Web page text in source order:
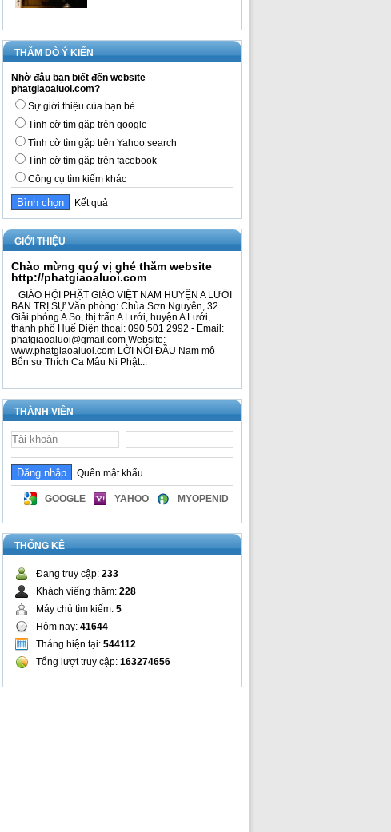
THĂM DÒ Ý KIẾN
Nhờ đâu bạn biết đến website
phatgiaoaluoi.com?
Sự giới thiệu của bạn bè
Tình cờ tìm gặp trên google
Tình cờ tìm gặp trên Yahoo search
Tình cờ tìm gặp trên facebook
Công cụ tìm kiếm khác
Kết quả
GIỚI THIỆU
Chào mừng quý vị ghé thăm website
http://phatgiaoaluoi.com
GIÁO HỘI PHẬT GIÁO VIỆT NAM HUYỆN A LƯỚI
BAN TRỊ SỰ Văn phòng: Chùa Sơn Nguyên, 32
Giải phóng A So, thị trấn A Lưới, huyện A Lưới,
thành phố Huế Điện thoại: 090 501 2992 - Email:
phatgiaoaluoi@gmail.com Website:
www.phatgiaoaluoi.com LỜI NÓI ĐẦU Nam mô
Bổn sư Thích Ca Mâu Ni Phật...
THÀNH VIÊN
Quên mật khẩu
GOOGLE YAHOO MYOPENID
THỐNG KÊ
Đang truy cập: 233
Khách viếng thăm: 228
Máy chủ tìm kiếm: 5
Hôm nay: 41644
Tháng hiện tại: 544112
Tổng lượt truy cập: 163274656